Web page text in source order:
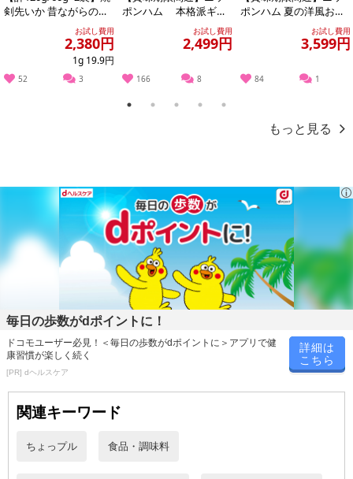
によるお申込み後のキャンセル・返品交換は対応いたしかねます。
【お支払いについて】
※送料はお試し費用に含まれております。
※お支払い方法は、電話料金合算払い、クレジットカード、dポイン
ます。
※会員様のご都合でお受取りいただけない場合、商品の再発送や返
金はいたしかねます。
また、お届け日時のご指定は、お受けできません。宅配業者からの
不在票にてご対応ください。
※発送予定日は前後する場合がございます。また商品によって発送
※dショッピングサンプル百貨店よりお届けする商品は、ご利用いた
だいた後のご感想をいただくことを目的としており、転売等は固く
禁じます。
転売等、目的以外での利用が確認された場合は、サービス利用を停
剣先いか 昔ながらのお
つまみ珍味 イカ好きに
お試し費用
2,380円
1g 19.9円
52 3
ポンハム 本格派ギフ
お試し費用
2,499円
166 8
ポンハム 夏の洋風おつ
お試し費用
3,599円
84 1
1 2 3 4 5
もっと見る
毎日の歩数がdポイントに！
ドコモユーザー必見！＜毎日の歩数がdポイントに＞アプリで健
康習慣が楽しく続く
[PR] dヘルスケア
詳細は
こちら
関連キーワード
ちょっプル 食品・調味料